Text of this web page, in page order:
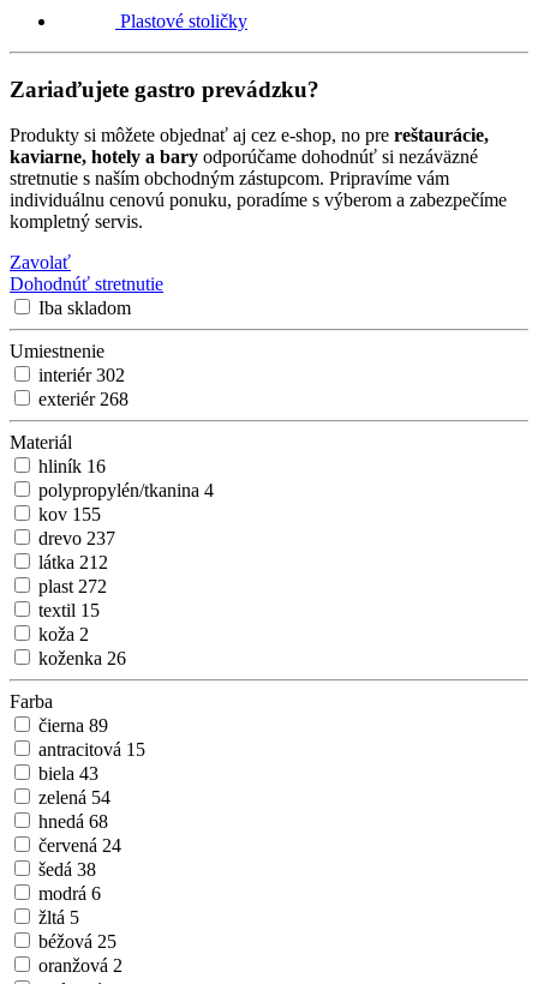
Plastové stoličky
Zariaďujete gastro prevádzku?
Produkty si môžete objednať aj cez e-shop, no pre reštaurácie,
kaviarne, hotely a bary odporúčame dohodnúť si nezáväzné
stretnutie s naším obchodným zástupcom. Pripravíme vám
individuálnu cenovú ponuku, poradíme s výberom a zabezpečíme
kompletný servis.
Zavolať
Dohodnúť stretnutie
Iba skladom
Umiestnenie
interiér302
exteriér 268
Materiál
hliník 16
polypropylén/tkanina 4
kov 155
drevo 237
látka 212
plast 272
textil 15
koža 2
koženka 26
Farba
čierna 89
antracitová 15
biela 43
zelená 54
hnedá 68
červená 24
šedá 38
modrá 6
žltá 5
béžová 25
oranžová 2